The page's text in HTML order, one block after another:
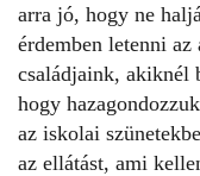
arra jó, hogy ne
érdemben letenni
családjaink, akiknél
hogy
az iskolai
az ellátást, ami